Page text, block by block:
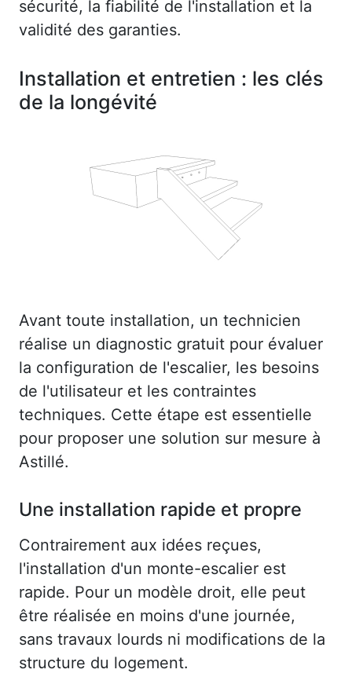
sécurité, la fiabilité de l'installation et la
validité des garanties.
Installation et entretien : les clés
de la longévité
Avant toute installation, un technicien
réalise un diagnostic gratuit pour évaluer
la configuration de l'escalier, les besoins
de l'utilisateur et les contraintes
techniques. Cette étape est essentielle
pour proposer une solution sur mesure à
Astillé.
Une installation rapide et propre
Contrairement aux idées reçues,
l'installation d'un monte-escalier est
rapide. Pour un modèle droit, elle peut
être réalisée en moins d'une journée,
sans travaux lourds ni modifications de la
structure du logement.